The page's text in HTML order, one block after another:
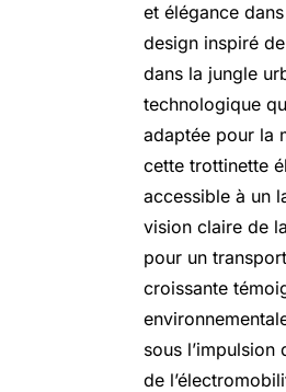
et élégance
design inspiré
dans la jungle
technologique
adaptée pour la
cette trottinette
accessible à un
vision claire de
pour un
croissante
sous
de